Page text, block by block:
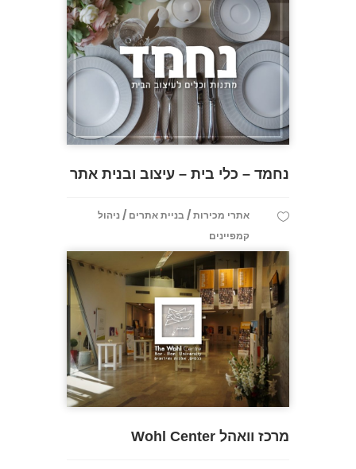
נחמד – כלי בית – עיצוב ובנית אתר
אתרי מכירות / בניית אתרים / ניהול
קמפיינים
מרכז וואהל Wohl Center